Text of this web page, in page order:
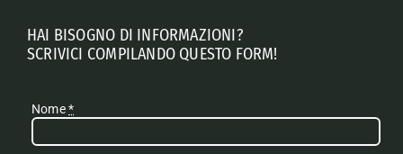
HAI BISOGNO DI INFORMAZIONI?
SCRIVICI COMPILANDO QUESTO FORM!
Nome*